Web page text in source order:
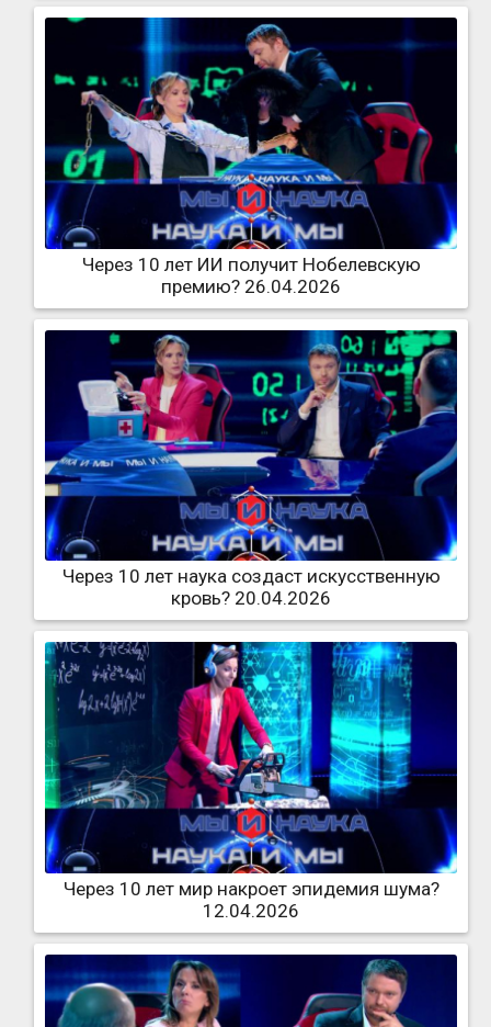
Через 10 лет ИИ получит Нобелевскую
премию? 26.04.2026
Через 10 лет наука создаст искусственную
кровь? 20.04.2026
Через 10 лет мир накроет эпидемия шума?
12.04.2026